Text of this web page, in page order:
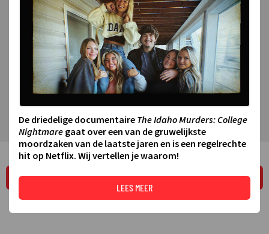
LEES MEER
De driedelige documentaire The Idaho Murders: College
Nightmare gaat over een van de gruwelijkste
moordzaken van de laatste jaren en is een regelrechte
hit op Netflix. Wij vertellen je waarom!
LEES MEER